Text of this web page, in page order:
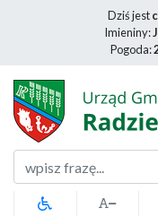
Dziś jest
Imieniny:
Pogoda: